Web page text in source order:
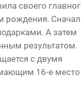
своего
рождения.
А затем
результатом.
с двумя
16-е